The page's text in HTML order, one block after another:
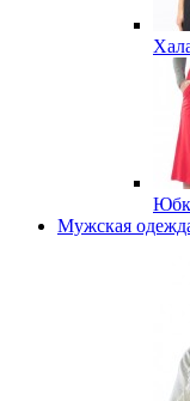
Мужская